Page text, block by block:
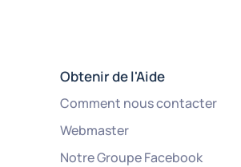
Obtenir de l'Aide
Comment nous contacter
Webmaster
Notre Groupe Facebook